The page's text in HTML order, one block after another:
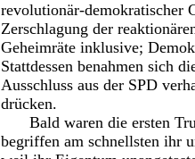
revolutionär-demokratischer
Zerschlagung der
Geheimräte inklusive;
Stattdessen benahmen sich
Ausschluss aus der SPD
drücken.
Bald waren die ersten
begriffen am schnellsten ihr